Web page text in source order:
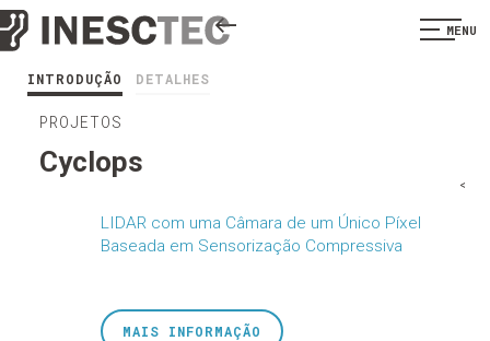
MENU
INTRODUÇÃO DETALHES
PROJETOS
Cyclops
LIDAR com uma Câmara de um Único Píxel
Baseada em Sensorização Compressiva
<
MAIS INFORMAÇÃO